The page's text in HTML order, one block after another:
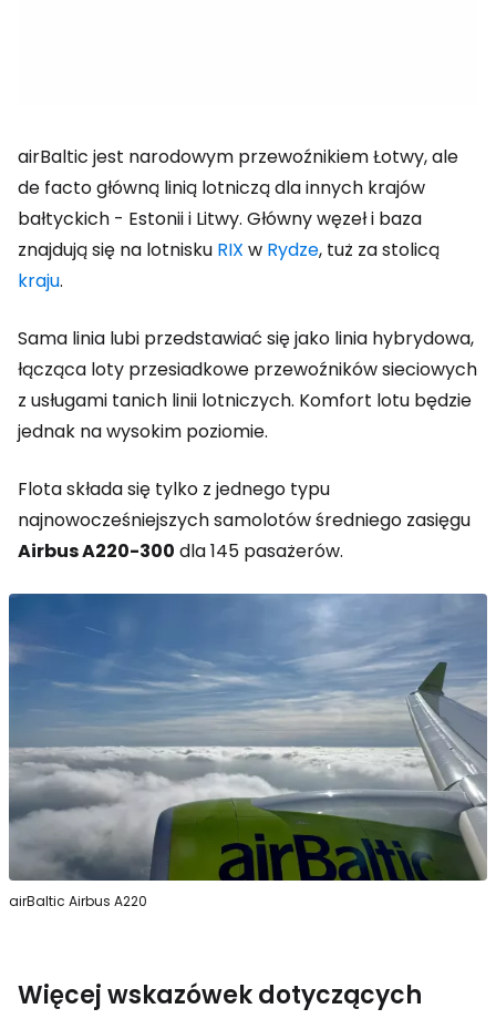
airBaltic jest narodowym przewoźnikiem Łotwy, ale
de facto główną linią lotniczą dla innych krajów
bałtyckich - Estonii i Litwy. Główny węzeł i baza
znajdują się na lotnisku RIX w Rydze, tuż za stolicą
kraju.
Sama linia lubi przedstawiać się jako linia hybrydowa,
łącząca loty przesiadkowe przewoźników sieciowych
z usługami tanich linii lotniczych. Komfort lotu będzie
jednak na wysokim poziomie.
Flota składa się tylko z jednego typu
najnowocześniejszych samolotów średniego zasięgu
Airbus A220-300 dla 145 pasażerów.
airBaltic Airbus A220
Więcej wskazówek dotyczących